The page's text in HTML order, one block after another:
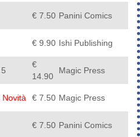
€ 7.50 Panini Comics
€ 9.90 Ishi Publishing
5
€
14.90
Magic Press
Novità € 7.50 Magic Press
€ 7.50 Panini Comics